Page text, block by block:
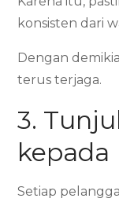
konsisten dari
Dengan
terus terjaga.
3.
kepada
Setiap